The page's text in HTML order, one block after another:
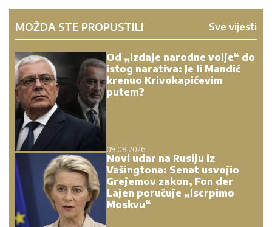
MOŽDA STE PROPUSTILI Sve vijesti
Od „izdaje narodne volje“ do
istog narativa: Je li Mandić
krenuo Krivokapićevim
putem?
09.08.2026.
Novi udar na Rusiju iz
Vašingtona: Senat usvojio
Grejemov zakon, Fon der
Lajen poručuje „Iscrpimo
Moskvu“